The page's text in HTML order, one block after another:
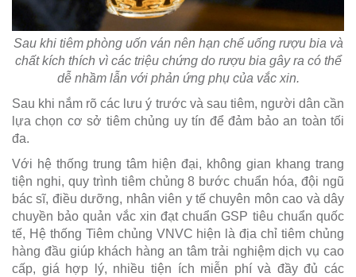
Sau khi tiêm phòng uốn ván nên hạn chế uống rượu bia và
chất kích thích vì các triệu chứng do rượu bia gây ra có thể
dễ nhầm lẫn với phản ứng phụ của vắc xin.
Sau khi nắm rõ các lưu ý trước và sau tiêm, người dân cần
lựa chọn cơ sở tiêm chủng uy tín để đảm bảo an toàn tối
đa.
Với hệ thống trung tâm hiện đại, không gian khang trang
tiện nghi, quy trình tiêm chủng 8 bước chuẩn hóa, đội ngũ
bác sĩ, điều dưỡng, nhân viên y tế chuyên môn cao và dây
chuyền bảo quản vắc xin đạt chuẩn GSP tiêu chuẩn quốc
tế, Hệ thống Tiêm chủng VNVC hiện là địa chỉ tiêm chủng
hàng đầu giúp khách hàng an tâm trải nghiệm dịch vụ cao
cấp, giá hợp lý, nhiều tiện ích miễn phí và đầy đủ các